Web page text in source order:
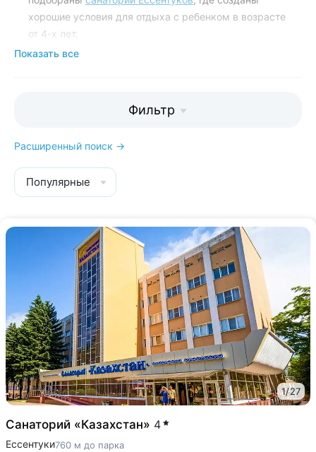
хорошие условия для отдыха с ребенком в возрасте
от 4-х лет.
выбрать самое лучшее место для
Показать все
Фильтр
Расширенный поиск →
Популярные
1/27
Санаторий «Казахстан» 4
Ессентуки760 м до парка